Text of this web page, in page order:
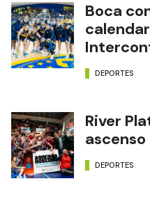
Boca
DEPORTES
River
DEPORTES